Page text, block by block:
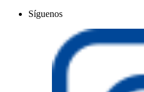
Síguenos